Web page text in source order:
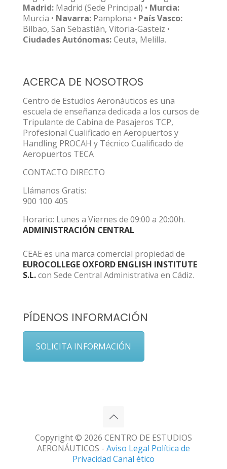
Madrid: Madrid (Sede Principal) • Murcia:
Murcia • Navarra: Pamplona • País Vasco:
Bilbao, San Sebastián, Vitoria-Gasteiz •
Ciudades Autónomas:Ceuta, Melilla.
ACERCA DE NOSOTROS
Centro de Estudios Aeronáuticos es una
escuela de enseñanza dedicada a los cursos de
Tripulante de Cabina de Pasajeros TCP,
Profesional Cualificado en Aeropuertos y
Handling PROCAH y Técnico Cualificado de
Aeropuertos TECA
CONTACTO DIRECTO
Llámanos Gratis:
900 100 405
Horario: Lunes a Viernes de 09:00 a 20:00h.
ADMINISTRACIÓN CENTRAL
CEAE es una marca comercial propiedad de
EUROCOLLEGE OXFORD ENGLISH INSTITUTE
S.L.con Sede Central Administrativa en Cádiz.
PÍDENOS INFORMACIÓN
SOLICITA INFORMACIÓN
Copyright © 2026 CENTRO DE ESTUDIOS
AERONÁUTICOS - Aviso Legal Política de
Privacidad Canal ético